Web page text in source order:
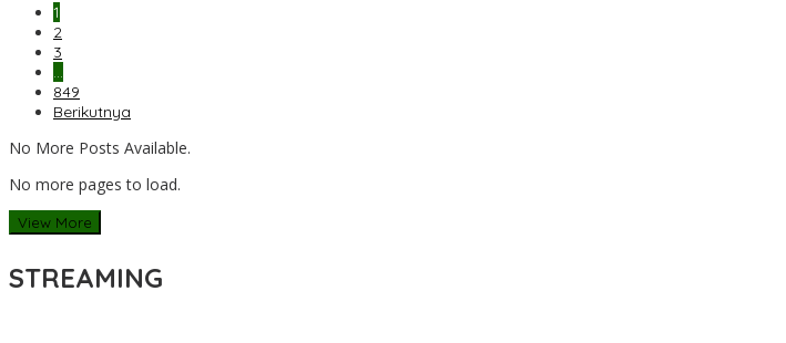
1
2
3
…
849
Berikutnya
No More Posts Available.
No more pages to load.
View More
STREAMING